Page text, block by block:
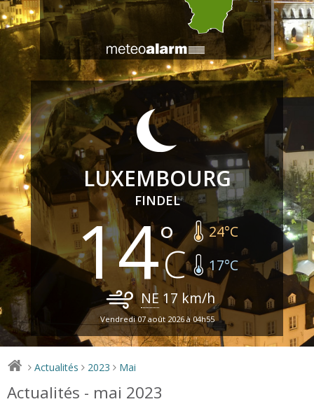
LUXEMBOURG
FINDEL
14 24°C
17°C
NE 17 km/h
Vendredi 07 août 2026 à 04h55
> Actualités > 2023 > Mai
Actualités - mai 2023